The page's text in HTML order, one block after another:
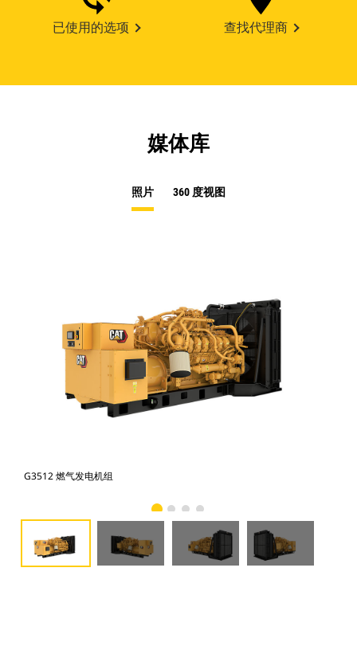
已使用的选项 查找代理商
媒体库
照片 360 度视图
G3512 燃气发电机组